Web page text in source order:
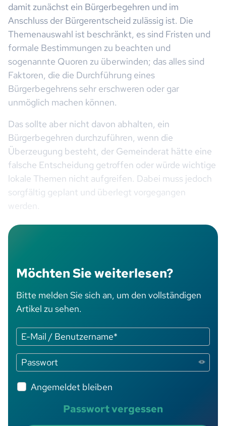
damit zunächst ein Bürgerbegehren und im
Anschluss der Bürgerentscheid zulässig ist. Die
Themenauswahl ist beschränkt, es sind Fristen und
formale Bestimmungen zu beachten und
sogenannte Quoren zu überwinden; das alles sind
Faktoren, die die Durchführung eines
Bürgerbegehrens sehr erschweren oder gar
unmöglich machen können.
Das sollte aber nicht davon abhalten, ein
Bürgerbegehren durchzuführen, wenn die
Überzeugung besteht, der Gemeinderat hätte eine
falsche Entscheidung getroffen oder würde wichtige
lokale Themen nicht aufgreifen. Dabei muss jedoch
sorgfältig geplant und überlegt vorgegangen
werden.
Möchten Sie weiterlesen?
Bitte melden Sie sich an, um den vollständigen
Artikel zu sehen.
Angemeldet bleiben
Passwort vergessen